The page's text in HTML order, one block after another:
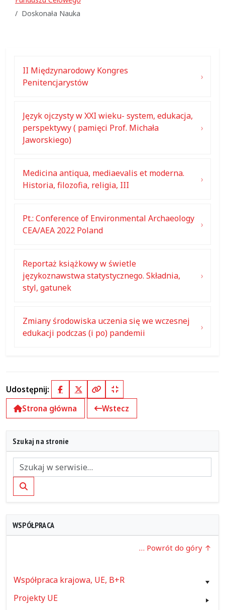
Doskonała Nauka
II Międzynarodowy Kongres
Penitencjarystów
Język ojczysty w XXI wieku- system, edukacja,
perspektywy ( pamięci Prof. Michała
Jaworskiego)
Medicina antiqua, mediaevalis et moderna.
Historia, filozofia, religia, III
Pt.: Conference of Environmental Archaeology
CEA/AEA 2022 Poland
Reportaż książkowy w świetle
językoznawstwa statystycznego. Składnia,
styl, gatunek
Zmiany środowiska uczenia się we wczesnej
edukacji podczas (i po) pandemii
Udostępnij: FacebookX (Twitter)
Kopiuj pełny link
Kopiuj krótki link
Strona główna
Wstecz
Szukaj na stronie
Szukaj
WSPÓŁPRACA
… Powrót do góry
Współpraca krajowa, UE, B+R
Projekty UE